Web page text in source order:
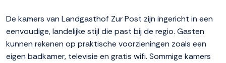
De kamers van Landgasthof Zur Post zijn ingericht in een
eenvoudige, landelijke stijl die past bij de regio. Gasten
kunnen rekenen op praktische voorzieningen zoals een
eigen badkamer, televisie en gratis wifi. Sommige kamers